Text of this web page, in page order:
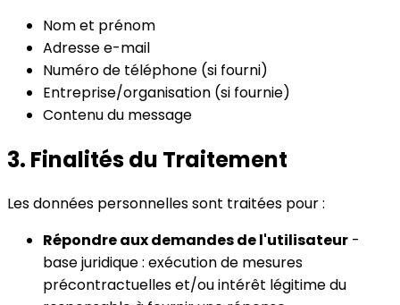
Nom et prénom
Adresse e-mail
Numéro de téléphone (si fourni)
Entreprise/organisation (si fournie)
Contenu du message
3. Finalités du Traitement
Les données personnelles sont traitées pour :
Répondre aux demandes de l'utilisateur -
base juridique : exécution de mesures
précontractuelles et/ou intérêt légitime du